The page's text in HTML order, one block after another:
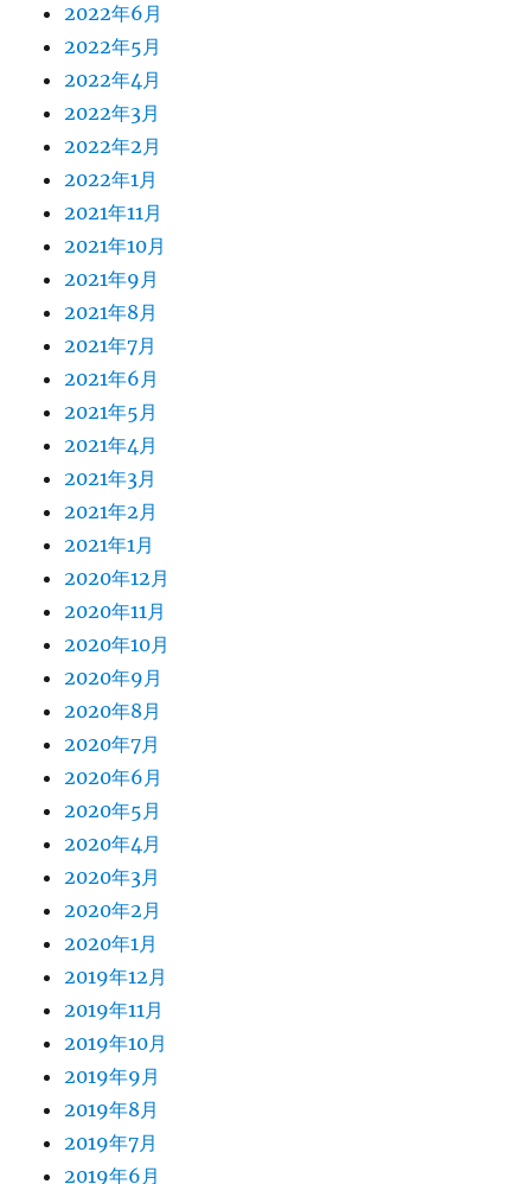
2022年6月
2022年5月
2022年4月
2022年3月
2022年2月
2022年1月
2021年11月
2021年10月
2021年9月
2021年8月
2021年7月
2021年6月
2021年5月
2021年4月
2021年3月
2021年2月
2021年1月
2020年12月
2020年11月
2020年10月
2020年9月
2020年8月
2020年7月
2020年6月
2020年5月
2020年4月
2020年3月
2020年2月
2020年1月
2019年12月
2019年11月
2019年10月
2019年9月
2019年8月
2019年7月
2019年6月